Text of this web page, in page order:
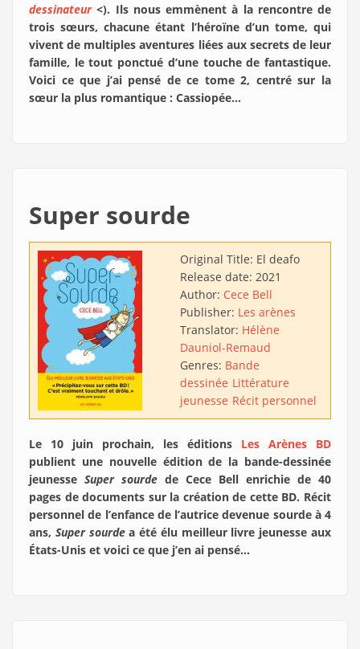
dessinateur <). Ils nous emmènent à la rencontre de
trois sœurs, chacune étant l’héroïne d’un tome, qui
vivent de multiples aventures liées aux secrets de leur
famille, le tout ponctué d’une touche de fantastique.
Voici ce que j’ai pensé de ce tome 2, centré sur la
sœur la plus romantique : Cassiopée…
Super sourde
Original Title: El deafo
Release date: 2021
Author: Cece Bell
Publisher: Les arènes
Translator: Hélène
Dauniol-Remaud
Genres: Bande
dessinée Littérature
jeunesse Récit personnel
Le 10 juin prochain, les éditions Les Arènes BD
publient une nouvelle édition de la bande-dessinée
jeunesse Super sourde de Cece Bell enrichie de 40
pages de documents sur la création de cette BD. Récit
personnel de l’enfance de l’autrice devenue sourde à 4
ans, Super sourdea été élu meilleur livre jeunesse aux
États-Unis et voici ce que j’en ai pensé…